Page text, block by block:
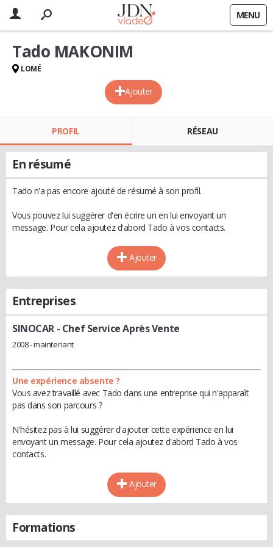
MENU
Ajouter
Tado MAKONIM
LOMÉ
PROFIL RÉSEAU
En résumé
Tado n'a pas encore ajouté de résumé à son profil.
Vous pouvez lui suggérer d'en écrire un en lui envoyant un
message. Pour cela ajoutez d'abord Tado à vos contacts.
Ajouter
Entreprises
SINOCAR - Chef Service Après Vente
2008 - maintenant
Une expérience absente ?
Vous avez travaillé avec Tado dans une entreprise qui n'apparaît
pas dans son parcours ?
N'hésitez pas à lui suggérer d'ajouter cette expérience en lui
envoyant un message. Pour cela ajoutez d'abord Tado à vos
contacts.
Ajouter
Formations